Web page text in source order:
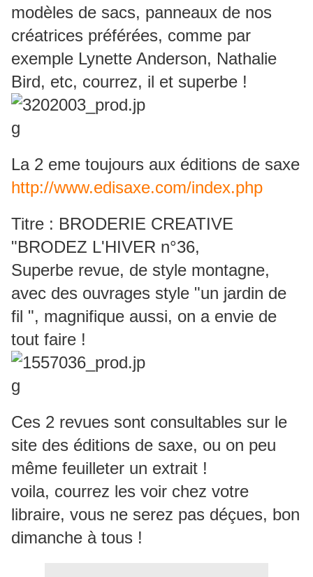
modèles de sacs, panneaux de nos
créatrices préférées, comme par
exemple Lynette Anderson, Nathalie
Bird, etc, courrez, il et superbe !
La 2 eme toujours aux éditions de saxe
http://www.edisaxe.com/index.php
Titre : BRODERIE CREATIVE
"BRODEZ L'HIVER n°36,
Superbe revue, de style montagne,
avec des ouvrages style "un jardin de
fil ", magnifique aussi, on a envie de
tout faire !
Ces 2 revues sont consultables sur le
site des éditions de saxe, ou on peu
même feuilleter un extrait !
voila, courrez les voir chez votre
libraire, vous ne serez pas déçues, bon
dimanche à tous !